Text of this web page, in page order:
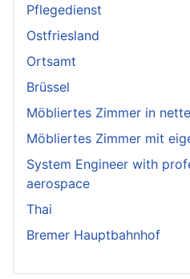
Pflegedienst
Ostfriesland
Ortsamt
Brüssel
Möbliertes Zimmer in
Möbliertes Zimmer mit
System Engineer with
aerospace
Thai
Bremer Hauptbahnhof